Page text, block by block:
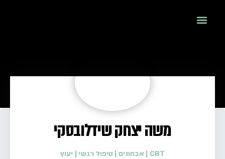
משה יצחק שידלובסקי
CBT
| אבחונים | טיפול רגשי | יעוץ